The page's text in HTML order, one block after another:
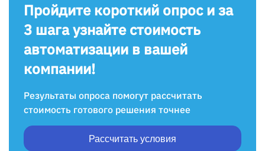
Пройдите короткий опрос и за
3 шага узнайте стоимость
автоматизации в вашей
компании!
Результаты опроса помогут рассчитать
стоимость готового решения точнее
Рассчитать условия